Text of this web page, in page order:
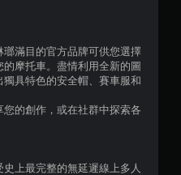
滿目的官方品牌可供您選擇
摩托車。盡情利用全新的圖
具特色的安全帽、賽車服和
的創作，或在社群中探索各
上最完整的無延遲線上多人